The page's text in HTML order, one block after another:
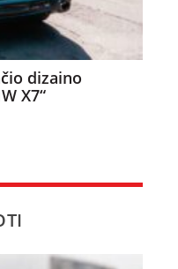
dizaino
X7“